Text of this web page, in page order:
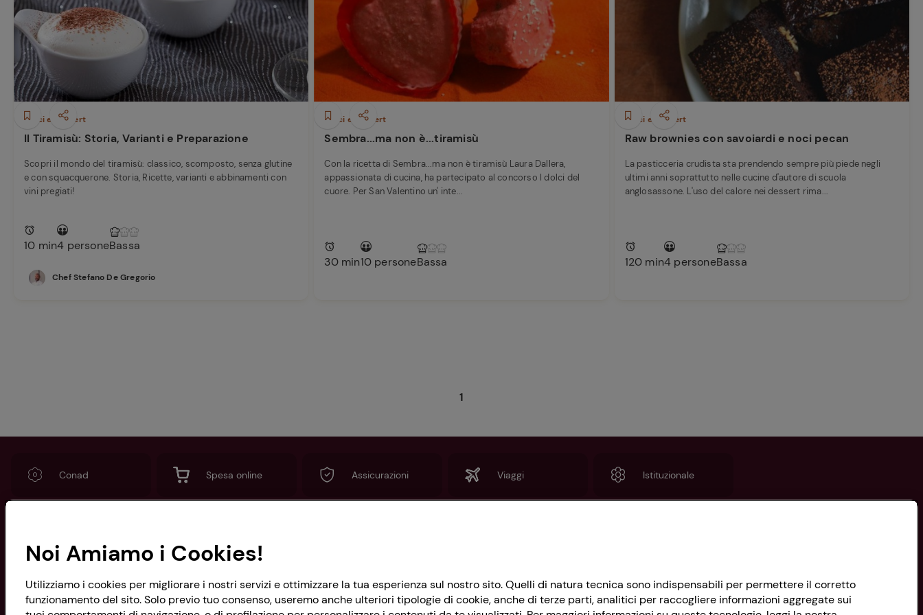
Cavolo romanesco al
forno con ‘nduja
Tagliolini freschi con
limone nero bruciato,
Caciocavallo, burro e
scampi
Finferli, animelle e
salsa ai frutti rossi
Bisque di gamberi:
l'ideale per insaporire
i tuoi piatti di pesce!
Ricette di Plumcake:
tutte i modi per
prepararlo
Come affumicare:
legna ed erbe da
usare
Dolci e Dessert
Il Tiramisù: Storia, Varianti e Preparazione
Scopri il mondo del tiramisù: classico, scomposto, senza glutine
e con squacquerone. Storia, Ricette, varianti e abbinamenti con
vini pregiati!
10 min4 personeBassa
Chef Stefano De Gregorio
Dolci e Dessert
Sembra...ma non è...tiramisù
Con la ricetta di Sembra...ma non è tiramisù Laura Dallera,
appassionata di cucina, ha partecipato al concorso I dolci del
cuore. Per San Valentino un' inte...
30 min10 personeBassa
Dolci e Dessert
Raw brownies con savoiardi e noci pecan
La pasticceria crudista sta prendendo sempre più piede negli
ultimi anni soprattutto nelle cucine d'autore di scuola
anglosassone. L'uso del calore nei dessert rima...
120 min4 personeBassa
1
Conad Spesa online Assicurazioni Viaggi Istituzionale
Privacy Policy
Cookie Policy
CONAD SOCIETÀ COOPERATIVA
Via Michelino, 59 | 40127 BOLOGNA
Codice Fiscale e Registro Imprese
di Bologna 00865960157
Ricette preferite
Noi Amiamo i Cookies!
Utilizziamo i cookies per migliorare i nostri servizi e ottimizzare la tua esperienza sul nostro sito. Quelli di natura tecnica sono indispensabili per permettere il corretto
funzionamento del sito. Solo previo tuo consenso, useremo anche ulteriori tipologie di cookie, anche di terze parti, analitici per raccogliere informazioni aggregate sui